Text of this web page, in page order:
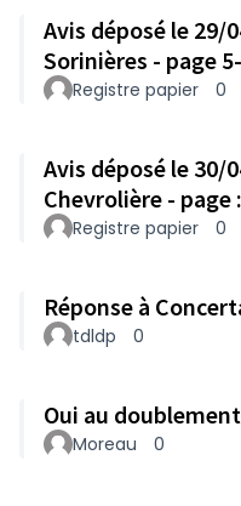
Avis déposé le 29/
Sorinières - page
Registre papier 0
Avis déposé le 30/
Chevrolière - page
Registre papier 0
Réponse à
tdldp 0
Oui au
Moreau 0